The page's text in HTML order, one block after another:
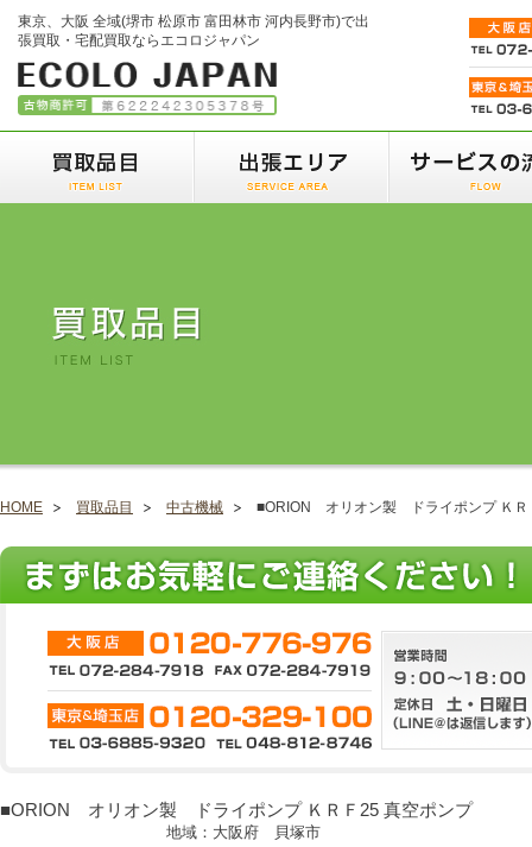
東京、大阪 全域(堺市 松原市 富田林市 河内長野市)で出
張買取・宅配買取ならエコロジャパン
HOME 買取品目 中古機械 ■ORION オリオン製 ドライポンプ ＫＲ
■ORION オリオン製 ドライポンプ ＫＲＦ25 真空ポンプ
地域：大阪府 貝塚市